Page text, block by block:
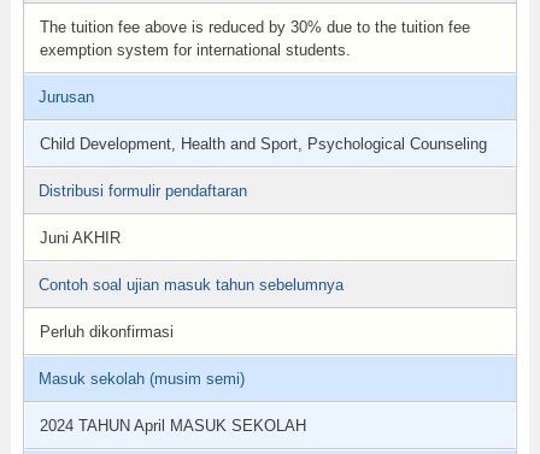
The tuition fee above is reduced by 30% due to the tuition fee
exemption system for international students.
Jurusan
Child Development, Health and Sport, Psychological Counseling
Distribusi formulir pendaftaran
Juni AKHIR
Contoh soal ujian masuk tahun sebelumnya
Perluh dikonfirmasi
Masuk sekolah (musim semi)
2024 TAHUN April MASUK SEKOLAH